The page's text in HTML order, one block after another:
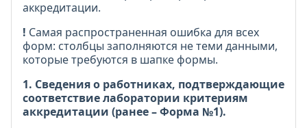
аккредитации.
! Самая распространенная ошибка для всех
форм: столбцы заполняются не теми данными,
которые требуются в шапке формы.
1. Сведения о работниках, подтверждающие
соответствие лаборатории критериям
аккредитации (ранее – Форма №1).